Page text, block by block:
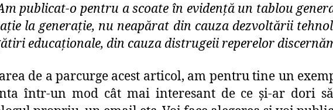
publicat-o pentru a scoate în evidență un tablou
la generație, nu neapărat din cauza dezvoltării
educaționale, din cauza distrugeii reperelor
de a parcurge acest articol, am pentru tine un
într-un mod cât mai interesant de ce și-ar dori să